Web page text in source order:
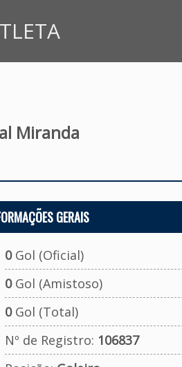
Miranda
GERAIS
0Gol (Oficial)
0Gol (Amistoso)
0Gol (Total)
Nº de Registro: 106837